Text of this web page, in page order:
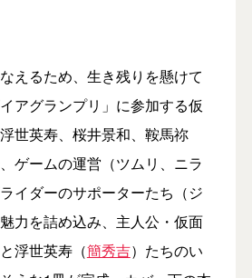
えるため、生き残りを懸けて
アグランプリ」に参加する仮
世英寿、桜井景和、鞍馬祢
ゲームの運営（ツムリ、ニラ
イダーのサポーターたち（ジ
力を詰め込み、主人公・仮面
浮世英寿（簡秀吉）たちのい